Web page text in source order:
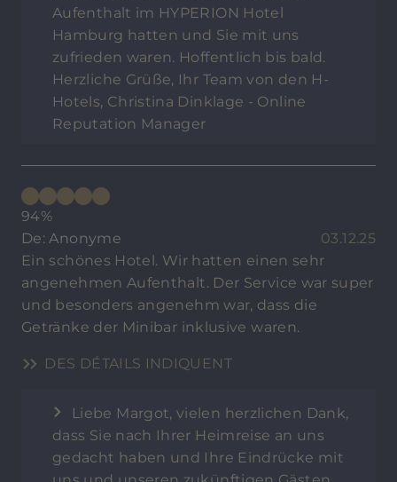
Aufenthalt im HYPERION Hotel
Hamburg hatten und Sie mit uns
zufrieden waren. Hoffentlich bis bald.
Herzliche Grüße, Ihr Team von den H-
Hotels, Christina Dinklage - Online
Reputation Manager
94%
De: Anonyme
03.12.25
Ein schönes Hotel. Wir hatten einen sehr
angenehmen Aufenthalt. Der Service war super
und besonders angenehm war, dass die
Getränke der Minibar inklusive waren.
DES DÉTAILS INDIQUENT
Liebe Margot, vielen herzlichen Dank,
dass Sie nach Ihrer Heimreise an uns
gedacht haben und Ihre Eindrücke mit